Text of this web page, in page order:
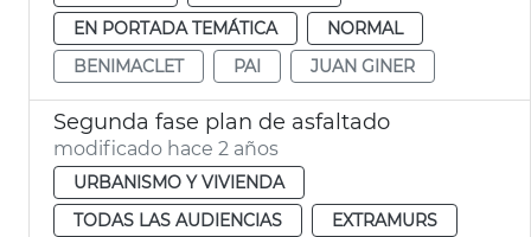
EN PORTADA TEMÁTICA
NORMAL
BENIMACLET
PAI JUAN GINER
Segunda fase plan de asfaltado
modificado hace 2 años
URBANISMO Y VIVIENDA
TODAS LAS AUDIENCIAS
EXTRAMURS